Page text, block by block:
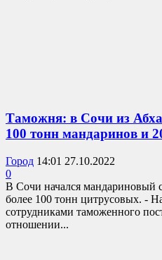
Таможня: в Сочи из
100 тонн мандаринов и
Город 14:01 27.10.2022
0
В Сочи начался мандариновый
более 100 тонн цитрусовых. -
сотрудниками таможенного
отношении...